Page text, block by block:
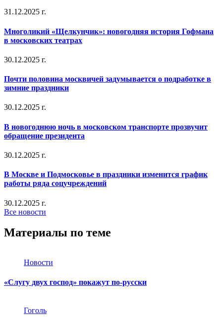
31.12.2025 г.
Многоликий «Щелкунчик»: новогодняя история Гофмана
в московских театрах
30.12.2025 г.
Почти половина москвичей задумывается о подработке в
зимние праздники
30.12.2025 г.
В новогоднюю ночь в московском транспорте прозвучит
обращение президента
30.12.2025 г.
В Москве и Подмосковье в праздники изменится график
работы ряда соцучреждений
30.12.2025 г.
Все новости
Материалы по теме
Новости
«Слугу двух господ» покажут по-русски
Гоголь